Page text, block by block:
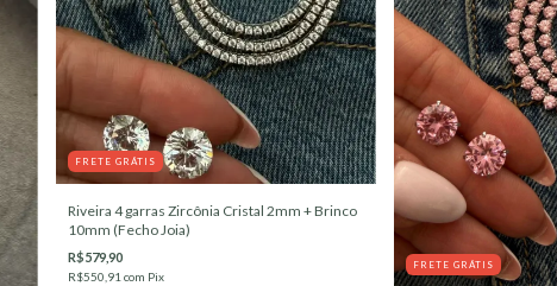
FRETE GRÁTIS
Riveira 4 garras Zircônia Cristal 2mm + Brinco
10mm (Fecho Joia)
R$579,90
R$550,91 com Pix
FRETE GRÁTIS